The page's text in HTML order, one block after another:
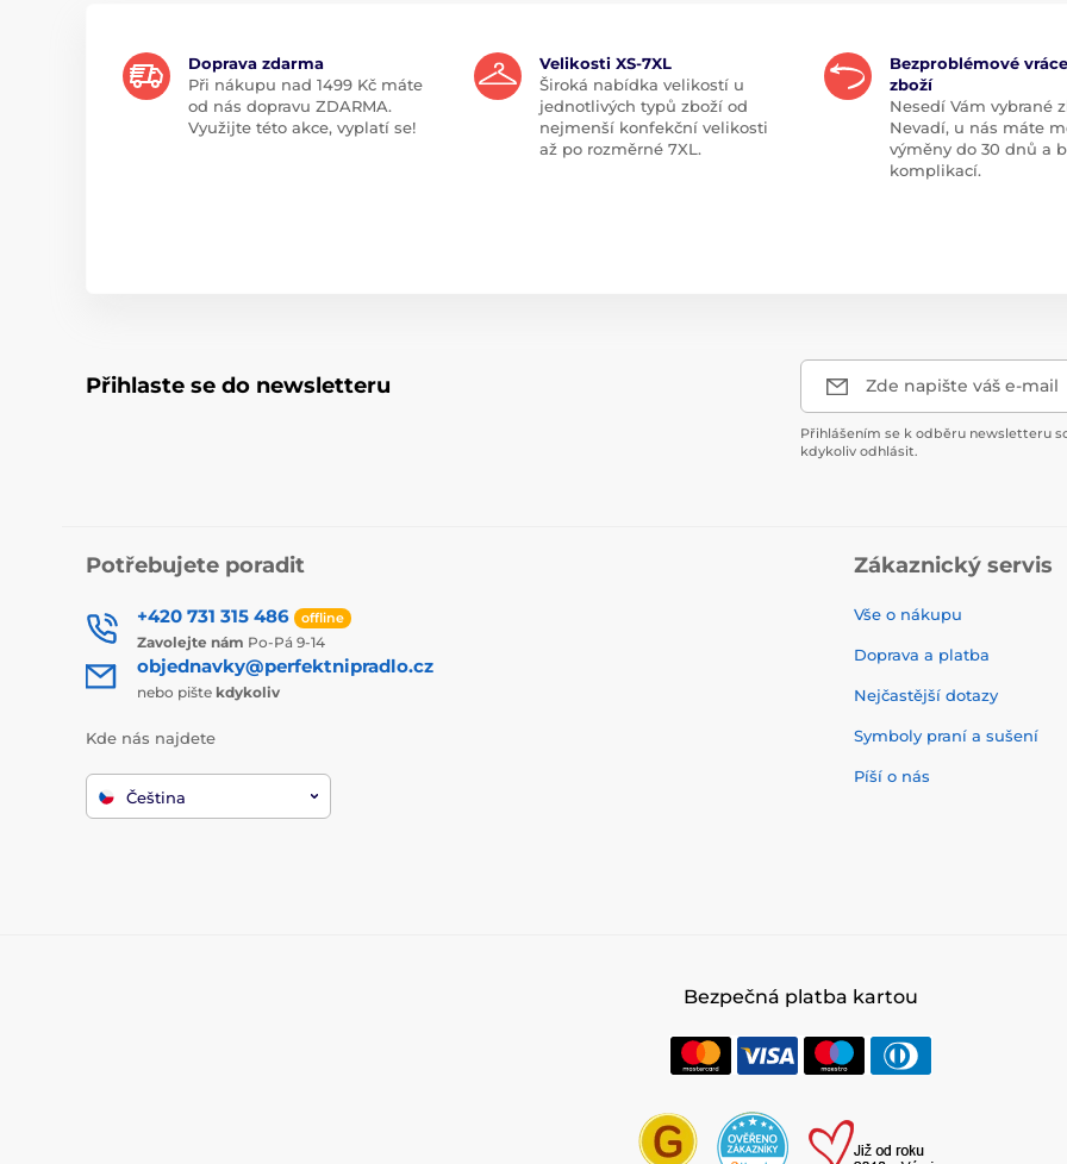
Doprava zdarma
Při nákupu nad 1499 Kč máte
od nás dopravu ZDARMA.
Využijte této akce, vyplatí se!
Velikosti XS-7XL
Široká nabídka velikostí u
jednotlivých typů zboží od
nejmenší konfekční velikosti
až po rozměrné 7XL.
Bezproblémové
zboží
Nesedí Vám vybrané
Nevadí, u nás máte
výměny do 30 dnů a
komplikací.
Přihlaste se do newsletteru Zde napište váš e-mail
Přihlášením se k odběru newsletteru
kdykoliv odhlásit.
Potřebujete poradit
+420 731 315 486 offline
Zavolejte nám Po-Pá 9-14
objednavky@perfektnipradlo.cz
nebo pište kdykoliv
Kde nás najdete
Čeština
Zákaznický servis
Vše o nákupu
Doprava a platba
Nejčastější dotazy
Symboly praní a sušení
Píší o nás
Bezpečná platba kartou